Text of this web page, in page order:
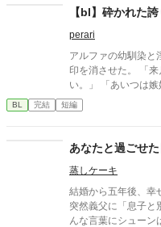
たと知る。 「戻ってきてくれ」 今さら必死に追いかけてくる玲
司。 だが湊の隣には、自分を支え続けてくれた医師のα・神崎伊
織がいた。 「あなたは俺を捨てたでしょう」 後悔に苦しむα、執
着する第二のα、そして希少Ω
くないΩが最後に選ぶ相手とは――
速する、すれ違いオ
【bl】砕かれた誇
perari
アルファの幼馴染と
印を消させた。 「
い。」 「あいつは
ももう年頃の残り
アルファとお見合い
す。 「長い間、俺
い。」 「結婚の日
--- いくつかのコメン
す。 私は現在日本
ませんが、 一部に
さる中で日本語のお
BL 完結 短編
あなたと過ごせ
蒸しケーキ
結婚から五年後、幸
突然義父に「息子と
んな言葉にシューン